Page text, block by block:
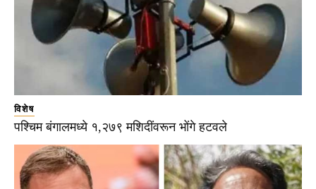
विशेष
पश्चिम बंगालमध्ये १,२७९ मशिदींवरून भोंगे हटवले